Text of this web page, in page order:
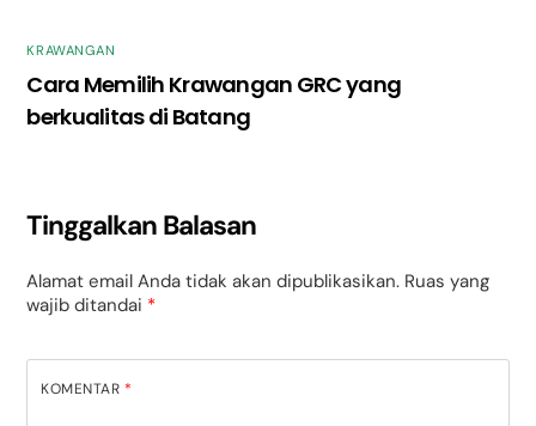
KRAWANGAN
Cara Memilih Krawangan GRC yang
berkualitas di Batang
Tinggalkan Balasan
Alamat email Anda tidak akan dipublikasikan. Ruas yang
wajib ditandai *
KOMENTAR *